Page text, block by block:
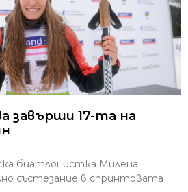
завърши 17-та на
биатлонистка Милена
състезание в спринтовата